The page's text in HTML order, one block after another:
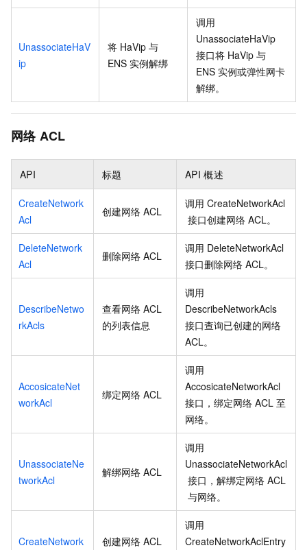
UnassociateHaV
ip
将 HaVip 与
ENS 实例解绑
调用
UnassociateHaVip
接口将 HaVip 与
ENS 实例或弹性网卡
解绑。
网络 ACL
API 标题 API 概述
CreateNetwork
Acl
创建网络 ACL
调用 CreateNetworkAcl
接口创建网络 ACL。
DeleteNetwork
Acl
删除网络 ACL
调用 DeleteNetworkAcl
接口删除网络 ACL。
DescribeNetwo
rkAcls
查看网络 ACL
的列表信息
调用
DescribeNetworkAcls
接口查询已创建的网络
ACL。
AccosicateNet
workAcl
绑定网络 ACL
调用
AccosicateNetworkAcl
接口，绑定网络 ACL 至
网络。
UnassociateNe
tworkAcl
解绑网络 ACL
调用
UnassociateNetworkAcl
接口，解绑定网络 ACL
与网络。
CreateNetwork
创建网络 ACL
调用
CreateNetworkAclEntry